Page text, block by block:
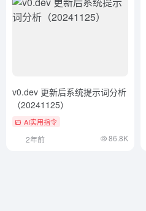
v0.dev 更新后系统提示词分析
（20241125）
AI实用指令
2年前 86.8K